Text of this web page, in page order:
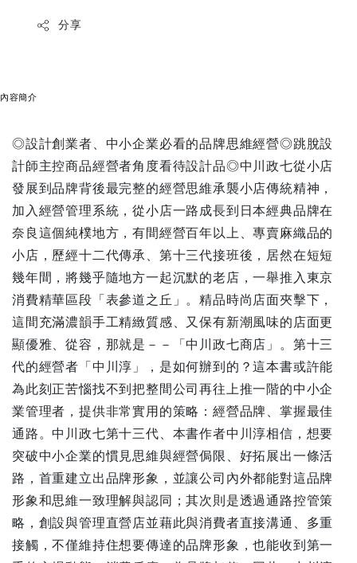
分享
內容簡介
◎設計創業者、中小企業必看的品牌思維經營◎跳脫設
計師主控商品經營者角度看待設計品◎中川政七從小店
發展到品牌背後最完整的經營思維承襲小店傳統精神，
加入經營管理系統，從小店一路成長到日本經典品牌在
奈良這個純樸地方，有間經營百年以上、專賣麻織品的
小店，歷經十二代傳承、第十三代接班後，居然在短短
幾年間，將幾乎隨地方一起沉默的老店，一舉推入東京
消費精華區段「表參道之丘」。精品時尚店面夾擊下，
這間充滿濃韻手工精緻質感、又保有新潮風味的店面更
顯優雅、從容，那就是－－「中川政七商店」。第十三
代的經營者「中川淳」，是如何辦到的？這本書或許能
為此刻正苦惱找不到把整間公司再往上推一階的中小企
業管理者，提供非常實用的策略：經營品牌、掌握最佳
通路。中川政七第十三代、本書作者中川淳相信，想要
突破中小企業的慣見思維與經營侷限、好拓展出一條活
路，首重建立出品牌形象，並讓公司內外都能對這品牌
形象和思維一致理解與認同；其次則是透過通路控管策
略，創設與管理直營店並藉此與消費者直接溝通、多重
接觸，不僅維持住想要傳達的品牌形象，也能收到第一